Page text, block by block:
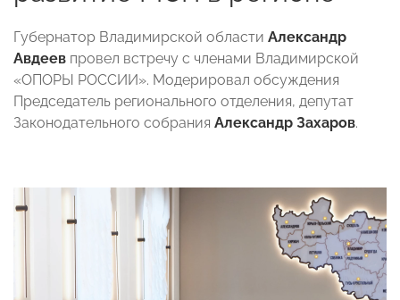
Губернатор Владимирской области Александр
Авдеев провел встречу с членами Владимирской
«ОПОРЫ РОССИИ». Модерировал обсуждения
Председатель регионального отделения, депутат
Законодательного собрания Александр Захаров.